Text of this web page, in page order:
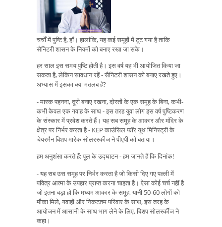
चर्चों में पुष्टि है, हाँ। हालांकि, यह कई समूहों में टूट गया है ताकि
सैनिटरी शासन के नियमों को बनाए रखा जा सके।
हर साल इस समय पुष्टि होती है। इस वर्ष यह भी आयोजित किया जा
सकता है, लेकिन सावधान रहें - सैनिटरी शासन को बनाए रखते हुए।
अभ्यास में इसका क्या मतलब है?
- मास्क पहनना, दूरी बनाए रखना, दोस्तों के एक समूह के बिना, कभी-
कभी केवल एक गवाह के साथ - इस तरह युवा लोग इस वर्ष पुष्टिकरण
के संस्कार में प्रवेश करते हैं। यह सब समूह के आकार और मंदिर के
क्षेत्र पर निर्भर करता है - KEP काउंसिल फॉर यूथ मिनिस्ट्री के
चेयरमैन बिशप मारेक सोलरस्कीज ने पीएपी को बताया।
हम अनुशंसा करते हैं: पूल के उद्घाटन - हम जानते हैं कि दिनांक!
- यह सब उस समूह पर निर्भर करता है जो किसी दिए गए पल्ली में
पवित्र आत्मा के उपहार प्राप्त करना चाहता है। ऐसा कोई चर्च नहीं है
जो इतना बड़ा हो कि मध्यम आकार के समूह, यानी 50-60 लोगों को
मौका मिले, गवाहों और निकटतम परिवार के साथ, इस तरह के
आयोजन में आसानी के साथ भाग लेने के लिए, बिशप सोलर्स्कीज ने
कहा।